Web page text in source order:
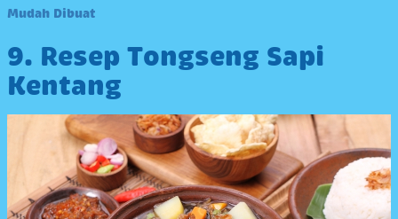
Mudah Dibuat
9. Resep Tongseng Sapi
Kentang